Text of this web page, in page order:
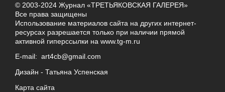
© 2003-2024 Журнал «ТРЕТЬЯКОВСКАЯ ГАЛЕРЕЯ»
Все права защищены
Использование материалов сайта на других интернет-
ресурсах разрешается только при наличии прямой
активной гиперссылки на www.tg-m.ru
E-mail: art4cb@gmail.com
Дизайн - Татьяна Успенская
Карта сайта